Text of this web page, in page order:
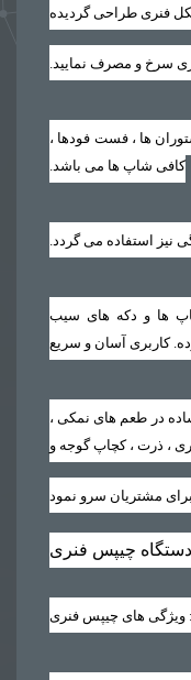
فنری طراحی گردیده
سرخ و مصرف نمایید‏.‏
ها ، فست فودها ،
کافی شاپ ها می باشد‏.‏
نیز استفاده می گردد‏.‏
ها و دکه های سیب
کاربری آسان و سریع
در طعم های نمکی ،
، ذرت ، کچاپ گوجه و
چیپس فنری
ویژگی های چیپس فنری :